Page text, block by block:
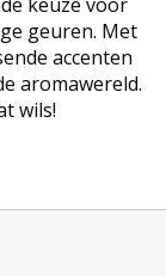
geuren. Met
accenten
aromawereld.
wils!